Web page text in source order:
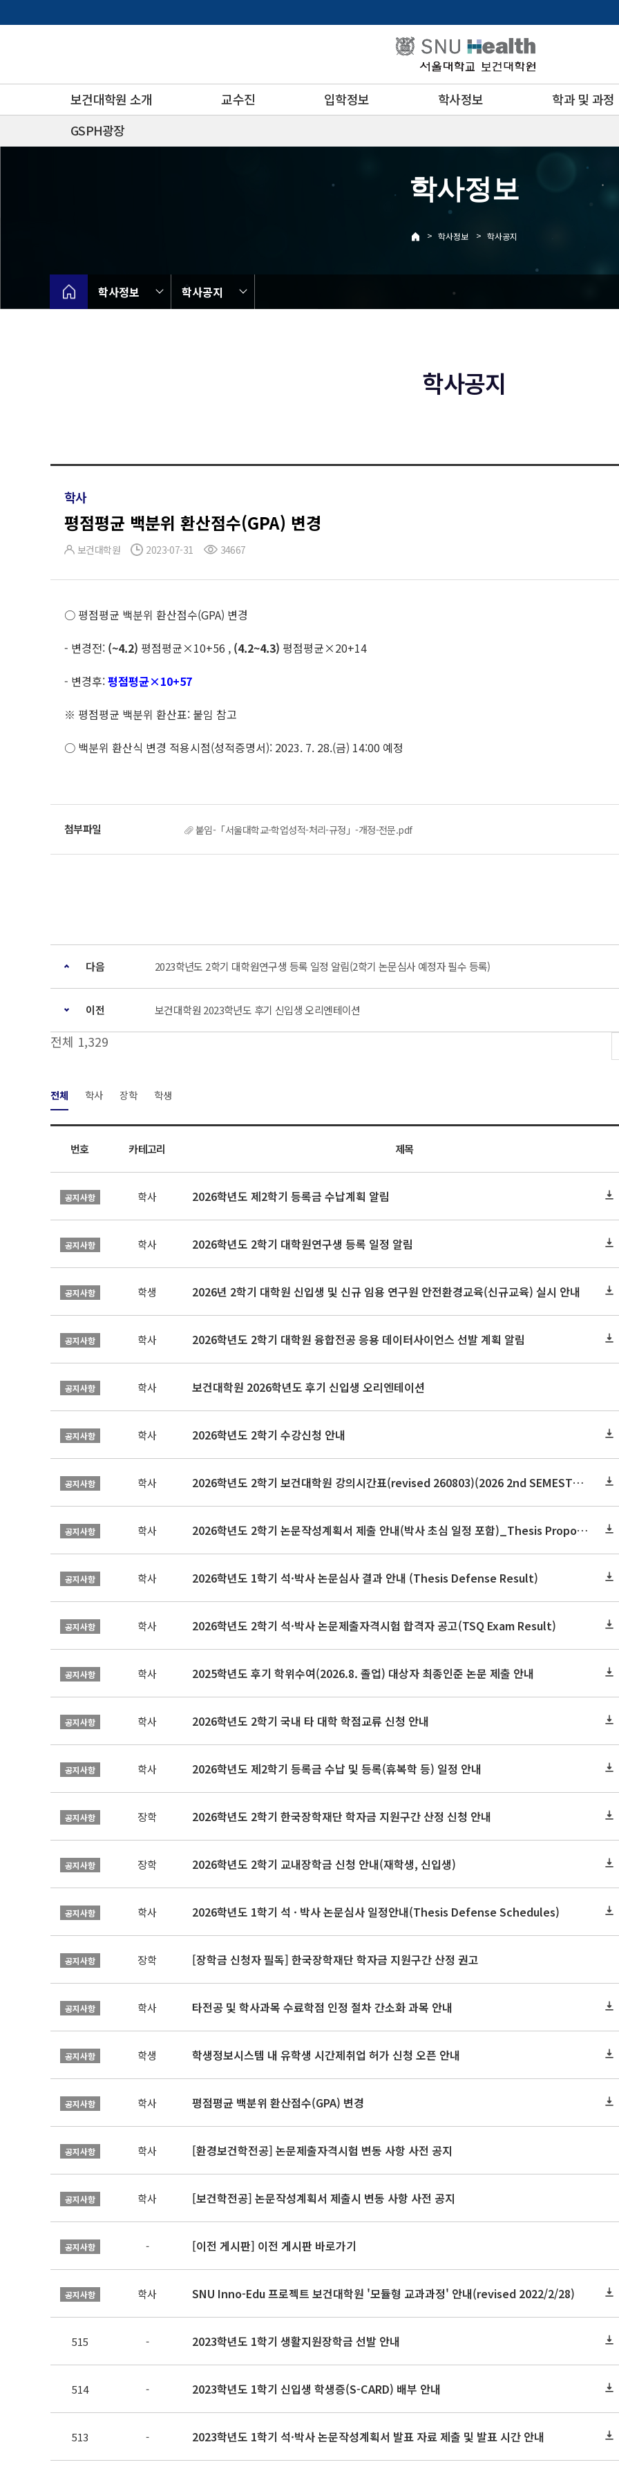
로
보건대학원 소개 교수진 입학정보 학사정보
학과 및 과정
GSPH광장
학사정보
> 학사정보 > 학사공지
학사정보 학사공지
학사공지
학사
평점평균 백분위 환산점수(GPA) 변경
보건대학원 2023-07-31 34667
○ 평점평균 백분위 환산점수(GPA) 변경
- 변경전: (~4.2) 평점평균×10+56 , (4.2~4.3) 평점평균×20+14
- 변경후:평점평균×10+57
※ 평점평균 백분위 환산표: 붙임 참고
○ 백분위 환산식 변경 적용시점(성적증명서): 2023. 7. 28.(금) 14:00 예정
붙임-「서울대학교-학업성적-처리-규정」-개정-전문.pdf
다음 2023학년도 2학기 대학원연구생 등록 일정 알림(2학기 논문심사 예정자 필수 등록)
이전 보건대학원 2023학년도 후기 신입생 오리엔테이션
전체 1,329
전체 학사 장학 학생
번호 카테고리 제목
공지사항 학사 2026학년도 제2학기 등록금 수납계획 알림
공지사항 학사 2026학년도 2학기 대학원연구생 등록 일정 알림
공지사항 학생 2026년 2학기 대학원 신입생 및 신규 임용 연구원 안전환경교육(신규교육) 실시 안내
공지사항 학사 2026학년도 2학기 대학원 융합전공 응용 데이터사이언스 선발 계획 알림
공지사항 학사 보건대학원 2026학년도 후기 신입생 오리엔테이션
공지사항 학사 2026학년도 2학기 수강신청 안내
공지사항 학사 2026학년도 2학기 보건대학원 강의시간표(revised 260803)(2026 2nd SEMESTER SNU GSPH TIMETABLE)
공지사항 학사 2026학년도 2학기 논문작성계획서 제출 안내(박사 초심 일정 포함)_Thesis Proposal
공지사항 학사 2026학년도 1학기 석·박사 논문심사 결과 안내 (Thesis Defense Result)
공지사항 학사 2026학년도 2학기 석·박사 논문제출자격시험 합격자 공고(TSQ Exam Result)
공지사항 학사 2025학년도 후기 학위수여(2026.8. 졸업) 대상자 최종인준 논문 제출 안내
공지사항 학사 2026학년도 2학기 국내 타 대학 학점교류 신청 안내
공지사항 학사 2026학년도 제2학기 등록금 수납 및 등록(휴복학 등) 일정 안내
공지사항 장학 2026학년도 2학기 한국장학재단 학자금 지원구간 산정 신청 안내
공지사항 장학 2026학년도 2학기 교내장학금 신청 안내(재학생, 신입생)
공지사항 학사 2026학년도 1학기 석 · 박사 논문심사 일정안내(Thesis Defense Schedules)
공지사항 장학 [장학금 신청자 필독] 한국장학재단 학자금 지원구간 산정 권고
공지사항 학사 타전공 및 학사과목 수료학점 인정 절차 간소화 과목 안내
공지사항 학생 학생정보시스템 내 유학생 시간제취업 허가 신청 오픈 안내
공지사항 학사 평점평균 백분위 환산점수(GPA) 변경
공지사항 학사 [환경보건학전공] 논문제출자격시험 변동 사항 사전 공지
공지사항 학사 [보건학전공] 논문작성계획서 제출시 변동 사항 사전 공지
공지사항 - [이전 게시판] 이전 게시판 바로가기
공지사항 학사 SNU Inno-Edu 프로젝트 보건대학원 '모듈형 교과과정' 안내(revised 2022/2/28)
515 - 2023학년도 1학기 생활지원장학금 선발 안내
514 - 2023학년도 1학기 신입생 학생증(S-CARD) 배부 안내
513 - 2023학년도 1학기 석·박사 논문작성계획서 발표 자료 제출 및 발표 시간 안내